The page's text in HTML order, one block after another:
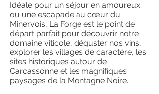
Idéale pour un séjour en amoureux
ou une escapade au cœur du
Minervois, La Forge est le point de
départ parfait pour découvrir notre
domaine viticole, déguster nos vins,
explorer les villages de caractère, les
sites historiques autour de
Carcassonne et les magnifiques
paysages de la Montagne Noire.